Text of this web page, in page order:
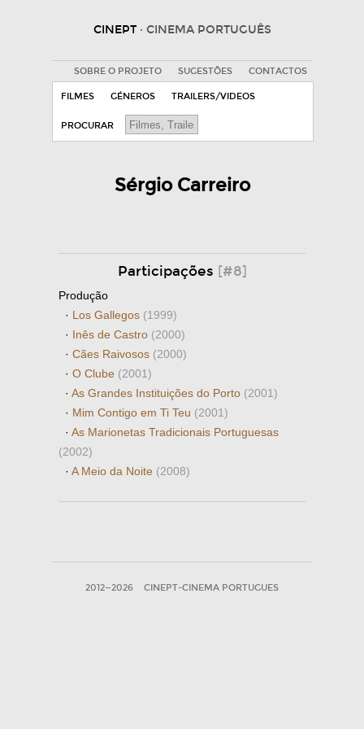
CINEPT · CINEMA PORTUGUÊS
SOBRE O PROJETO SUGESTÕES CONTACTOS
FILMES GÉNEROS TRAILERS/VIDEOS
PROCURAR
Sérgio Carreiro
Participações [#8]
Produção
· Los Gallegos (1999)
· Inês de Castro (2000)
· Cães Raivosos (2000)
· O Clube (2001)
· As Grandes Instituições do Porto (2001)
· Mim Contigo em Ti Teu (2001)
· As Marionetas Tradicionais Portuguesas
(2002)
· A Meio da Noite (2008)
2012—2026 CINEPT-CINEMA PORTUGUES